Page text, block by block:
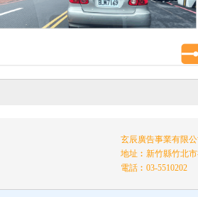
玄辰廣告事業有限
地址︰新竹縣竹北
電話︰03-5510202